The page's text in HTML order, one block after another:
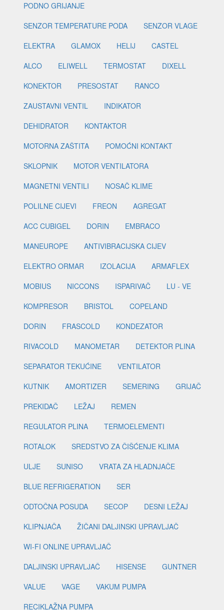
PODNO GRIJANJE
SENZOR TEMPERATURE PODA
SENZOR VLAGE
ELEKTRA
GLAMOX HELIJ
CASTEL
ALCO
ELIWELL TERMOSTAT
DIXELL
KONEKTOR
PRESOSTAT
RANCO
ZAUSTAVNI VENTIL
INDIKATOR
DEHIDRATOR
KONTAKTOR
MOTORNA ZAŠTITA
POMOĆNI KONTAKT
SKLOPNIK
MOTOR VENTILATORA
MAGNETNI VENTILI
NOSAČ KLIME
POLILNE CIJEVI
FREON
AGREGAT
ACC CUBIGEL
DORIN
EMBRACO
MANEUROPE
ANTIVIBRACIJSKA CIJEV
ELEKTRO ORMAR
IZOLACIJA
ARMAFLEX
MOBIUS
NICCONS ISPARIVAČ
LU - VE
KOMPRESOR
BRISTOL
COPELAND
DORIN
FRASCOLD
KONDEZATOR
RIVACOLD
MANOMETAR
DETEKTOR PLINA
SEPARATOR TEKUĆINE
VENTILATOR
KUTNIK
AMORTIZER SEMERING
GRIJAČ
PREKIDAČ
LEŽAJ
REMEN
REGULATOR PLINA
TERMOELEMENTI
ROTALOK
SREDSTVO ZA ČIŠĆENJE KLIMA
ULJE
SUNISO
VRATA ZA HLADNJAČE
BLUE REFRIGERATION
SER
ODTOČNA POSUDA
SECOP
DESNI LEŽAJ
KLIPNJAČA
ŽIČANI DALJINSKI UPRAVLJAČ
WI-FI ONLINE UPRAVLJAČ
DALJINSKI UPRAVLJAČ
HISENSE
GUNTNER
VALUE
VAGE
VAKUM PUMPA
RECIKLAŽNA PUMPA